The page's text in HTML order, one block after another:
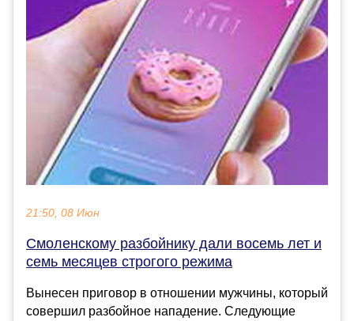
21:50, 08 Июн
Смоленскому разбойнику дали восемь лет и
семь месяцев строгого режима
Вынесен приговор в отношении мужчины, который
совершил разбойное нападение. Следующие